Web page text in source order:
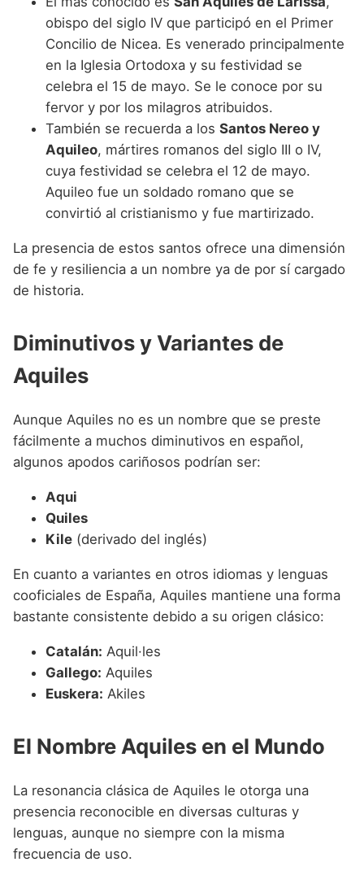
obispo del siglo IV que participó en el Primer
Concilio de Nicea. Es venerado principalmente
en la Iglesia Ortodoxa y su festividad se
celebra el 15 de mayo. Se le conoce por su
fervor y por los milagros atribuidos.
También se recuerda a los Santos Nereo y
Aquileo, mártires romanos del siglo III o IV,
cuya festividad se celebra el 12 de mayo.
Aquileo fue un soldado romano que se
convirtió al cristianismo y fue martirizado.
La presencia de estos santos ofrece una dimensión
de fe y resiliencia a un nombre ya de por sí cargado
de historia.
Diminutivos y Variantes de
Aquiles
Aunque Aquiles no es un nombre que se preste
fácilmente a muchos diminutivos en español,
algunos apodos cariñosos podrían ser:
Aqui
Quiles
Kile (derivado del inglés)
En cuanto a variantes en otros idiomas y lenguas
cooficiales de España, Aquiles mantiene una forma
bastante consistente debido a su origen clásico:
Catalán: Aquil·les
Gallego: Aquiles
Euskera: Akiles
El Nombre Aquiles en el Mundo
La resonancia clásica de Aquiles le otorga una
presencia reconocible en diversas culturas y
lenguas, aunque no siempre con la misma
frecuencia de uso.